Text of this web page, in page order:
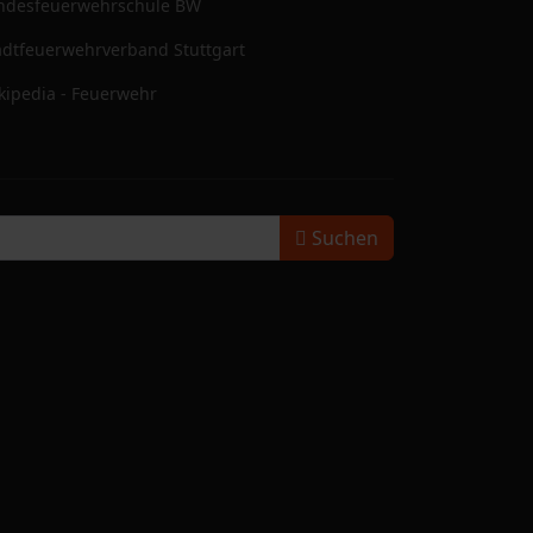
BW
Stuttgart
- Feuerwehr
Suchen
Suchen